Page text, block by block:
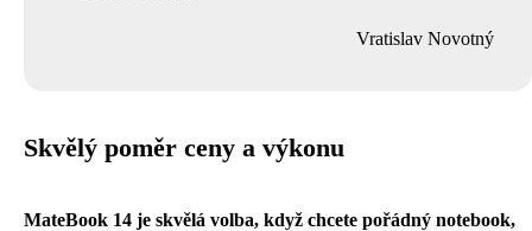
Vratislav Novotný
Skvělý poměr ceny a výkonu
MateBook 14 je skvělá volba, když chcete pořádný notebook,